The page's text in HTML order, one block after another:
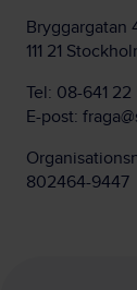
Bryggargatan
111 21
Tel: 08-641 22
E-post:
802464-9447